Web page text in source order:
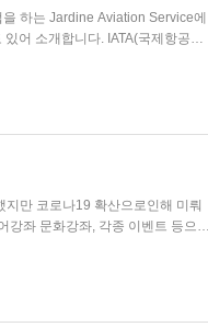
하는 Jardine Aviation Service에
으며, 홍콩법 384A장에도 위험물